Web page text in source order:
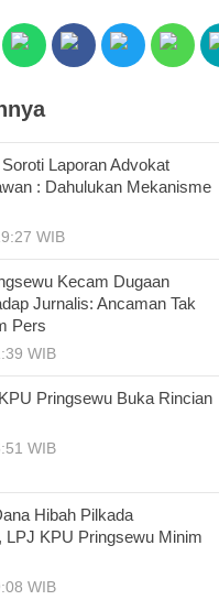
Laporan Advokat
: Dahulukan Mekanisme
WIB
Kecam Dugaan
Jurnalis: Ancaman Tak
Pers
WIB
Pringsewu Buka Rincian
WIB
Hibah Pilkada
LPJ KPU Pringsewu Minim
WIB